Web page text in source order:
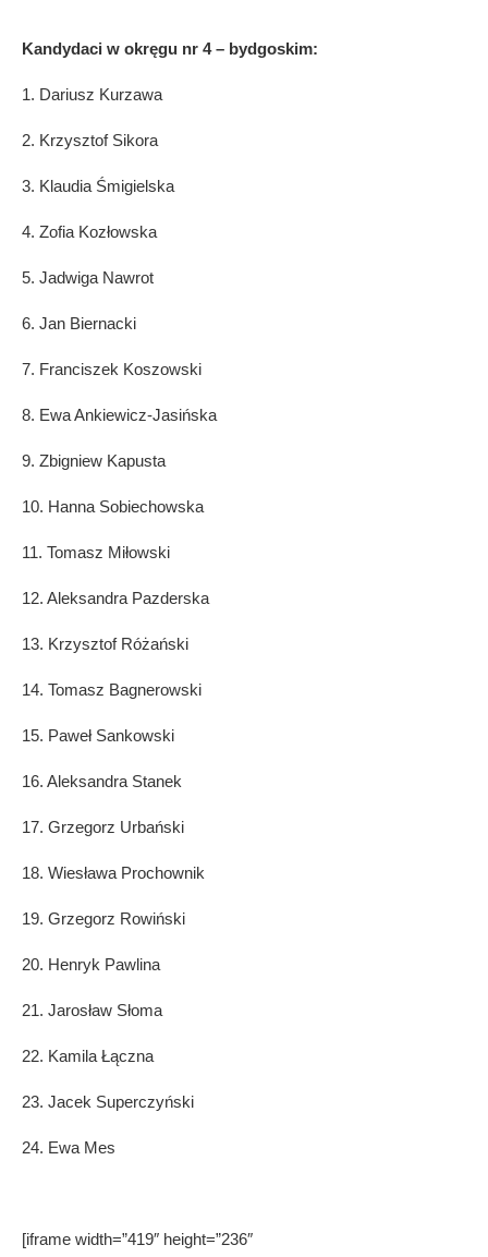
Kandydaci w okręgu nr 4 – bydgoskim:
1. Dariusz Kurzawa
2. Krzysztof Sikora
3. Klaudia Śmigielska
4. Zofia Kozłowska
5. Jadwiga Nawrot
6. Jan Biernacki
7. Franciszek Koszowski
8. Ewa Ankiewicz-Jasińska
9. Zbigniew Kapusta
10. Hanna Sobiechowska
11. Tomasz Miłowski
12. Aleksandra Pazderska
13. Krzysztof Różański
14. Tomasz Bagnerowski
15. Paweł Sankowski
16. Aleksandra Stanek
17. Grzegorz Urbański
18. Wiesława Prochownik
19. Grzegorz Rowiński
20. Henryk Pawlina
21. Jarosław Słoma
22. Kamila Łączna
23. Jacek Superczyński
24. Ewa Mes
[iframe width=”419″ height=”236″